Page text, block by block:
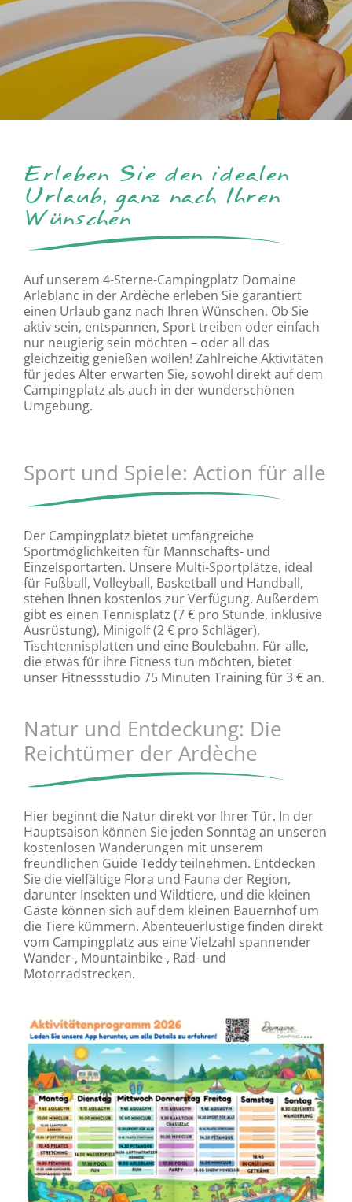
Erleben Sie den idealen
Urlaub, ganz nach Ihren
Wünschen
Auf unserem 4-Sterne-Campingplatz Domaine
Arleblanc in der Ardèche erleben Sie garantiert
einen Urlaub ganz nach Ihren Wünschen. Ob Sie
aktiv sein, entspannen, Sport treiben oder einfach
nur neugierig sein möchten – oder all das
gleichzeitig genießen wollen! Zahlreiche Aktivitäten
für jedes Alter erwarten Sie, sowohl direkt auf dem
Campingplatz als auch in der wunderschönen
Umgebung.
Sport und Spiele: Action für alle
Der Campingplatz bietet umfangreiche
Sportmöglichkeiten für Mannschafts- und
Einzelsportarten. Unsere Multi-Sportplätze, ideal
für Fußball, Volleyball, Basketball und Handball,
stehen Ihnen kostenlos zur Verfügung. Außerdem
gibt es einen Tennisplatz (7 € pro Stunde, inklusive
Ausrüstung), Minigolf (2 € pro Schläger),
Tischtennisplatten und eine Boulebahn. Für alle,
die etwas für ihre Fitness tun möchten, bietet
unser Fitnessstudio 75 Minuten Training für 3 € an.
Natur und Entdeckung: Die
Reichtümer der Ardèche
Hier beginnt die Natur direkt vor Ihrer Tür. In der
Hauptsaison können Sie jeden Sonntag an unseren
kostenlosen Wanderungen mit unserem
freundlichen Guide Teddy teilnehmen. Entdecken
Sie die vielfältige Flora und Fauna der Region,
darunter Insekten und Wildtiere, und die kleinen
Gäste können sich auf dem kleinen Bauernhof um
die Tiere kümmern. Abenteuerlustige finden direkt
vom Campingplatz aus eine Vielzahl spannender
Wander-, Mountainbike-, Rad- und
Motorradstrecken.